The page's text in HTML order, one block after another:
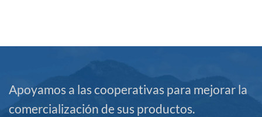
Apoyamos a las cooperativas para mejorar la
comercialización de sus productos.